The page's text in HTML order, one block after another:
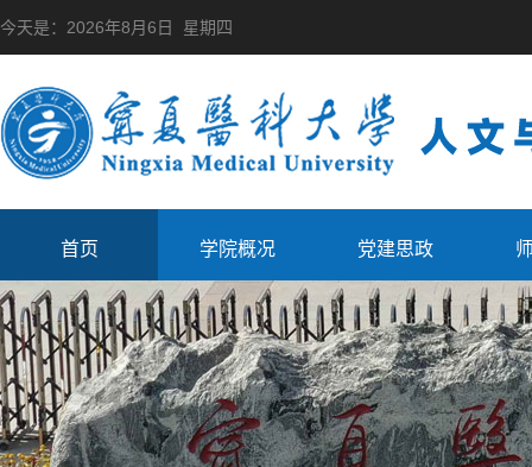
今天是： 2026年8月6日 星期四
首页 学院概况 党建思政